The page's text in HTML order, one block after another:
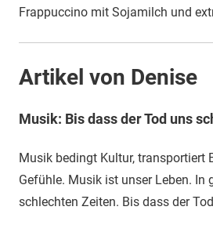
Frappuccino mit Sojamilch und
Artikel von Denise
Musik: Bis dass der Tod uns
Musik bedingt Kultur, transportiert
Gefühle. Musik ist unser Leben. In
schlechten Zeiten. Bis dass der